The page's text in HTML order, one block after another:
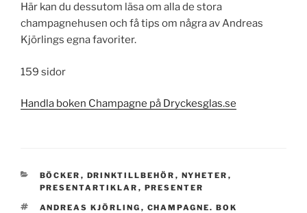
Här kan du dessutom läsa om alla de stora
champagnehusen och få tips om några av Andreas
Kjörlings egna favoriter.
159 sidor
Handla boken Champagne på Dryckesglas.se
KATEGORIER
BÖCKER , DRINKTILLBEHÖR , NYHETER ,
PRESENTARTIKLAR , PRESENTER
TAGGAR
ANDREAS KJÖRLING , CHAMPAGNE. BOK